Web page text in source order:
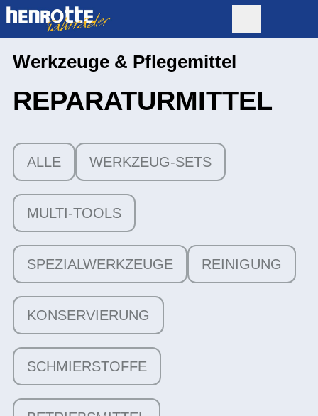
Werkzeuge & Pflegemittel
REPARATUR­MITTEL
ALLE WERKZEUG-SETS
MULTI-TOOLS
SPEZIALWERKZEUGE REINIGUNG
KONSERVIERUNG
SCHMIERSTOFFE